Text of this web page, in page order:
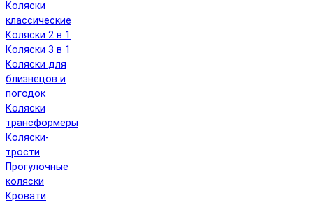
Коляски
классические
Коляски 2 в 1
Коляски 3 в 1
Коляски для
близнецов и
погодок
Коляски
трансформеры
Коляски-
трости
Прогулочные
коляски
Кровати